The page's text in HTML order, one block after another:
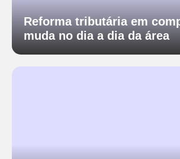
Reforma tributária em
muda no dia a dia da área